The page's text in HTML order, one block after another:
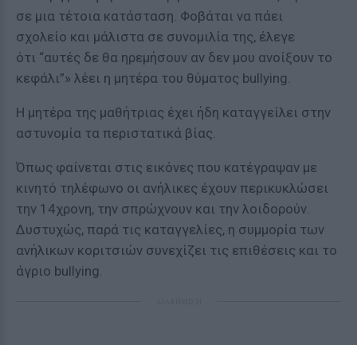
σε μια τέτοια κατάσταση. Φοβάται να πάει
σχολείο και μάλιστα σε συνομιλία της, έλεγε
ότι “αυτές δε θα ηρεμήσουν αν δεν μου ανοίξουν το
κεφάλι”» λέει η μητέρα του θύματος bullying.
Η μητέρα της μαθήτριας έχει ήδη καταγγείλει στην
αστυνομία τα περιστατικά βίας.
Όπως φαίνεται στις εικόνες που κατέγραψαν με
κινητό τηλέφωνο οι ανήλικες έχουν περικυκλώσει
την 14χρονη, την σπρώχνουν και την λοιδορούν.
Δυστυχώς, παρά τις καταγγελίες, η συμμορία των
ανήλικων κοριτσιών συνεχίζει τις επιθέσεις και το
άγριο bullying.